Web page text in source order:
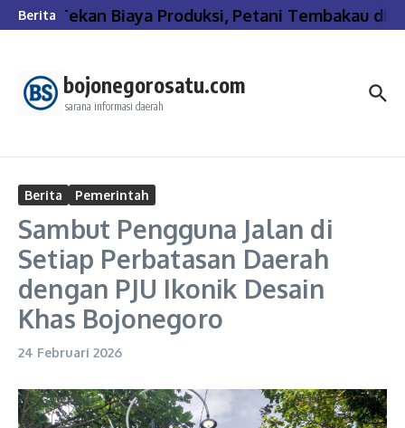
Lewati ke konten
BeritaTekan Biaya Produksi, Petani Tembakau di
bojonegorosatu.com
sarana informasi daerah
Berita Pemerintah
Sambut Pengguna Jalan di
Setiap Perbatasan Daerah
dengan PJU Ikonik Desain
Khas Bojonegoro
24 Februari 2026